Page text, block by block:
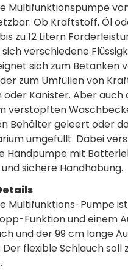
Multifunktionspumpe
Ob Kraftstoff, Öl
zu 12 Litern
verschiedene
sich zum Betanken
zum Umfüllen von
oder Kanister. Aber auch
verstopften
Behälter geleert oder
umgefüllt. Dabei
Handpumpe mit
sichere Handhabung.
Multifunktions-Pumpe
Funktion und einem
und der 99 cm lange
Der flexible Schlauch